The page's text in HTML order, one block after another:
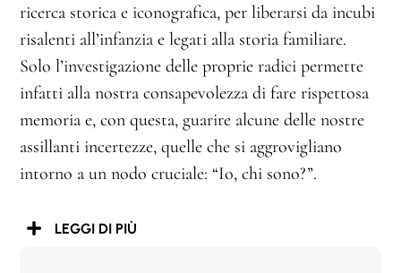
ricerca storica e iconografica, per liberarsi da incubi
risalenti all’infanzia e legati alla storia familiare.
Solo l’investigazione delle proprie radici permette
infatti alla nostra consapevolezza di fare rispettosa
memoria e, con questa, guarire alcune delle nostre
assillanti incertezze, quelle che si aggrovigliano
intorno a un nodo cruciale: “Io, chi sono?”.
LEGGI DI PIÙ